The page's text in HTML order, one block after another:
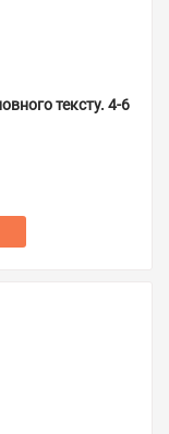
тексту. 4-6